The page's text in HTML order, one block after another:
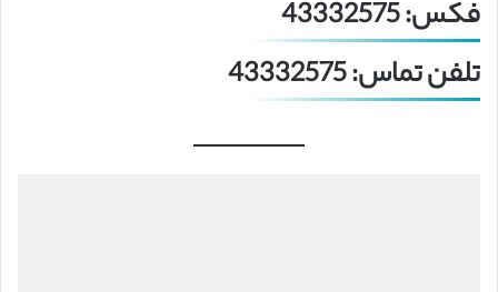
فکس: 43332575
تلفن تماس: 43332575